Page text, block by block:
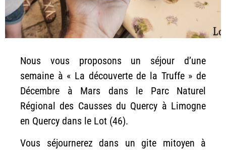
Nous vous proposons un séjour d’une
semaine à « La découverte de la Truffe » de
Décembre à Mars dans le Parc Naturel
Régional des Causses du Quercy à Limogne
en Quercy dans le Lot (46).
Vous séjournerez dans un gite mitoyen à